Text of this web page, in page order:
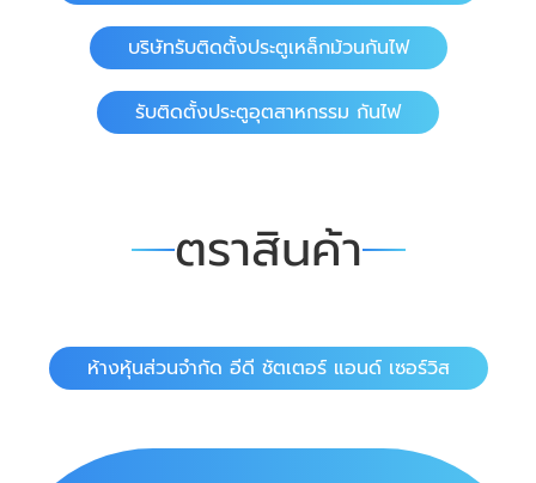
บริษัทรับติดตั้งประตูเหล็กม้วนกันไฟ
รับติดตั้งประตูอุตสาหกรรม กันไฟ
ตราสินค้า
ห้างหุ้นส่วนจำกัด อีดี ชัตเตอร์ แอนด์ เซอร์วิส